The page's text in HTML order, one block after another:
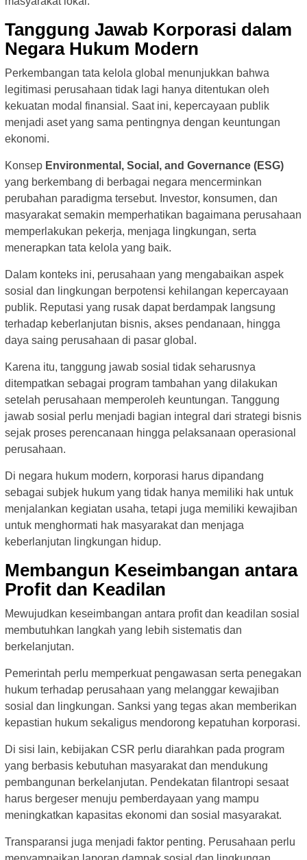
Tanggung Jawab Korporasi dalam
Negara Hukum Modern
Perkembangan tata kelola global menunjukkan bahwa
legitimasi perusahaan tidak lagi hanya ditentukan oleh
kekuatan modal finansial. Saat ini, kepercayaan publik
menjadi aset yang sama pentingnya dengan keuntungan
ekonomi.
Konsep Environmental, Social, and Governance (ESG)
yang berkembang di berbagai negara mencerminkan
perubahan paradigma tersebut. Investor, konsumen, dan
masyarakat semakin memperhatikan bagaimana perusahaan
memperlakukan pekerja, menjaga lingkungan, serta
menerapkan tata kelola yang baik.
Dalam konteks ini, perusahaan yang mengabaikan aspek
sosial dan lingkungan berpotensi kehilangan kepercayaan
publik. Reputasi yang rusak dapat berdampak langsung
terhadap keberlanjutan bisnis, akses pendanaan, hingga
daya saing perusahaan di pasar global.
Karena itu, tanggung jawab sosial tidak seharusnya
ditempatkan sebagai program tambahan yang dilakukan
setelah perusahaan memperoleh keuntungan. Tanggung
jawab sosial perlu menjadi bagian integral dari strategi bisnis
sejak proses perencanaan hingga pelaksanaan operasional
perusahaan.
Di negara hukum modern, korporasi harus dipandang
sebagai subjek hukum yang tidak hanya memiliki hak untuk
menjalankan kegiatan usaha, tetapi juga memiliki kewajiban
untuk menghormati hak masyarakat dan menjaga
keberlanjutan lingkungan hidup.
Membangun Keseimbangan antara
Profit dan Keadilan
Mewujudkan keseimbangan antara profit dan keadilan sosial
membutuhkan langkah yang lebih sistematis dan
berkelanjutan.
Pemerintah perlu memperkuat pengawasan serta penegakan
hukum terhadap perusahaan yang melanggar kewajiban
sosial dan lingkungan. Sanksi yang tegas akan memberikan
kepastian hukum sekaligus mendorong kepatuhan korporasi.
Di sisi lain, kebijakan CSR perlu diarahkan pada program
yang berbasis kebutuhan masyarakat dan mendukung
pembangunan berkelanjutan. Pendekatan filantropi sesaat
harus bergeser menuju pemberdayaan yang mampu
meningkatkan kapasitas ekonomi dan sosial masyarakat.
Transparansi juga menjadi faktor penting. Perusahaan perlu